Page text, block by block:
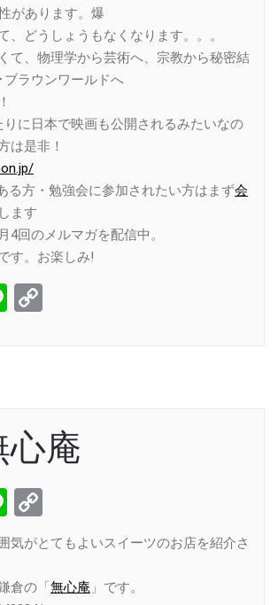
があります。爆
、どうしょうもなくなります。。。
て、物理学から芸術へ、宗教から秘密結
ラウンワールドへ
りに日本で映画も公開されるみたいなの
は是非！
る方・勉強会に参加されたい方はまず会
ます
4回のメルマガを配信中。
す。お楽しみ!
Line
心庵
Line
Link
気がとてもよいスイーツのお店を紹介さ
倉の「無心庵 」です。